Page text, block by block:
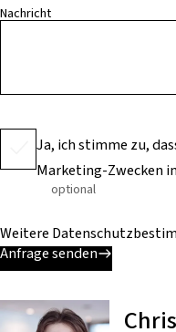
Nachricht
Ja, ich stimme zu,
Marketing-Zwecken
optional
Weitere
Anfrage senden